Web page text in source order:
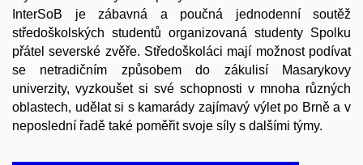
InterSoB je zábavná a poučná jednodenní soutěž
středoškolských studentů organizovaná studenty Spolku
přátel severské zvěře. Středoškoláci mají možnost podívat
se netradičním způsobem do zákulisí Masarykovy
univerzity, vyzkoušet si své schopnosti v mnoha různých
oblastech, udělat si s kamarády zajímavý výlet po Brně a v
neposlední řadě také poměřit svoje síly s dalšími týmy.